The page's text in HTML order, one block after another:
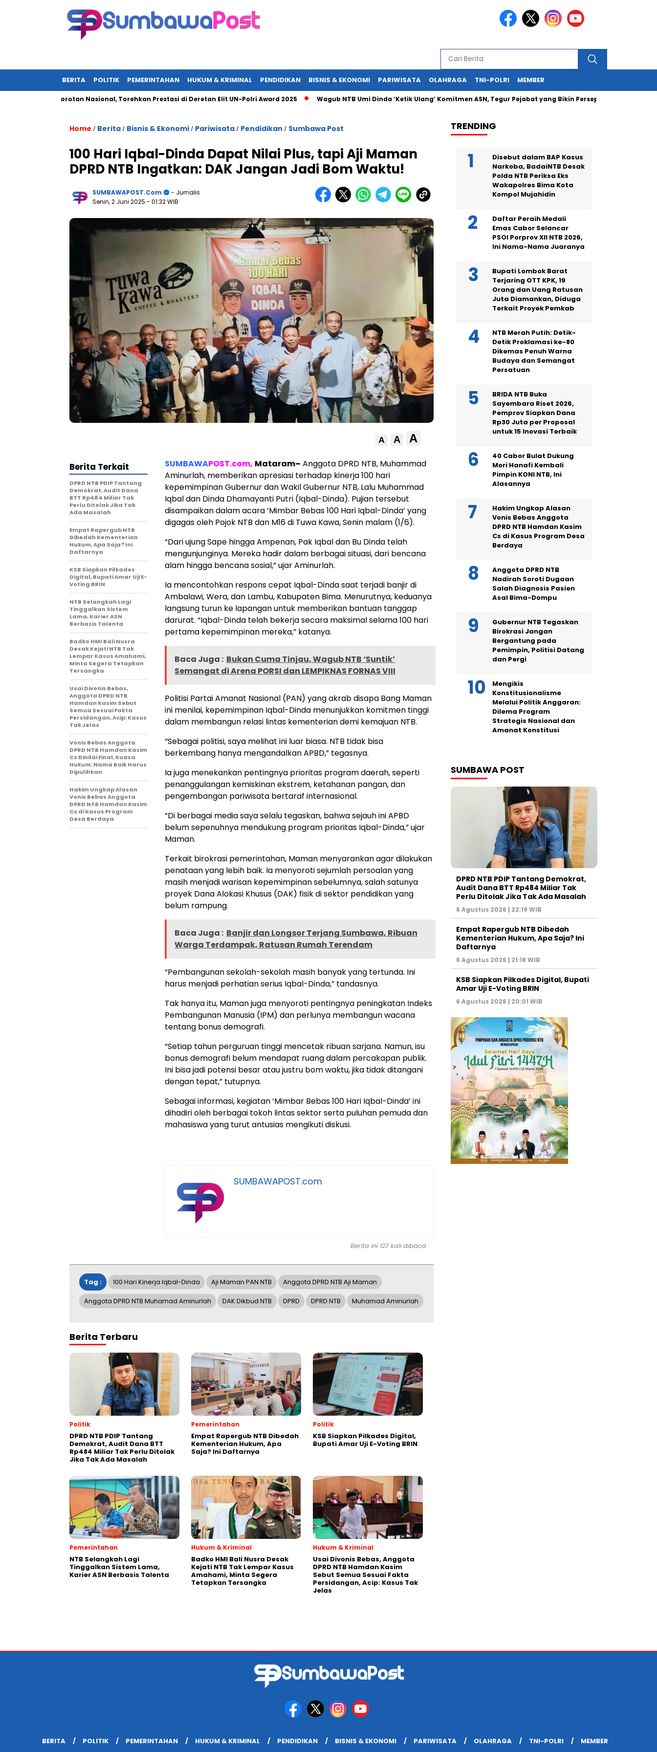
BERITA POLITIK PEMERINTAHAN HUKUM & KRIMINAL PENDIDIKAN BISNIS & EKONOMI PARIWISATA OLAHRAGA TNI-POLRI MEMBER
Jadi Sorotan Nasional, Torehkan Prestasi di Deretan Elit UN-Polri Award 2025 Wagub NTB Umi Dinda ‘Ketik Ulang’ Komitmen ASN, Tegur Pejabat yang Bikin Persepsi Negatif
Home / Berita / Bisnis & Ekonomi / Pariwisata / Pendidikan / Sumbawa Post
100 Hari Iqbal-Dinda Dapat Nilai Plus, tapi Aji Maman
DPRD NTB Ingatkan: DAK Jangan Jadi Bom Waktu!
SUMBAWAPOST.com
- Jurnalis
Senin, 2 Juni 2025 - 01:32 WIB
A A A
SUMBAWAPOST.com, Mataram– Anggota DPRD NTB, Muhammad
Aminurlah, memberikan apresiasi terhadap kinerja 100 hari
kepemimpinan Gubernur dan Wakil Gubernur NTB, Lalu Muhammad
Iqbal dan Dinda Dhamayanti Putri (Iqbal-Dinda). Pujian tersebut
disampaikan dalam acara ‘Mimbar Bebas 100 Hari Iqbal-Dinda’ yang
digagas oleh Pojok NTB dan M16 di Tuwa Kawa, Senin malam (1/6).
“Dari ujung Sape hingga Ampenan, Pak Iqbal dan Bu Dinda telah
mengunjunginya. Mereka hadir dalam berbagai situasi, dari bencana
alam hingga bencana sosial,” ujar Aminurlah.
Ia mencontohkan respons cepat Iqbal-Dinda saat terjadi banjir di
Ambalawi, Wera, dan Lambu, Kabupaten Bima. Menurutnya, keduanya
langsung turun ke lapangan untuk memberikan bantuan tanggap
darurat. “Iqbal-Dinda telah bekerja secara maksimal selama 100 hari
pertama kepemimpinan mereka,” katanya.
Baca Juga : Bukan Cuma Tinjau, Wagub NTB ‘Suntik’
Semangat di Arena PORSI dan LEMPIKNAS FORNAS VIII
Politisi Partai Amanat Nasional (PAN) yang akrab disapa Bang Maman
ini menilai, kepemimpinan Iqbal-Dinda menunjukkan komitmen tinggi
dalam membangun relasi lintas kementerian demi kemajuan NTB.
“Sebagai politisi, saya melihat ini luar biasa. NTB tidak bisa
berkembang hanya mengandalkan APBD,” tegasnya.
Ia juga menekankan pentingnya prioritas program daerah, seperti
penanggulangan kemiskinan ekstrem, ketahanan pangan, dan
pengembangan pariwisata bertaraf internasional.
“Di berbagai media saya selalu tegaskan, bahwa sejauh ini APBD
belum sepenuhnya mendukung program prioritas Iqbal-Dinda,” ujar
Maman.
Terkait birokrasi pemerintahan, Maman menyarankan agar dilakukan
penataan yang lebih baik. Ia menyoroti sejumlah persoalan yang
masih menjadi warisan kepemimpinan sebelumnya, salah satunya
proyek Dana Alokasi Khusus (DAK) fisik di sektor pendidikan yang
belum rampung.
Baca Juga : Banjir dan Longsor Terjang Sumbawa, Ribuan
Warga Terdampak, Ratusan Rumah Terendam
“Pembangunan sekolah-sekolah masih banyak yang tertunda. Ini
harus menjadi perhatian serius Iqbal-Dinda,” tandasnya.
Tak hanya itu, Maman juga menyoroti pentingnya peningkatan Indeks
Pembangunan Manusia (IPM) dan perlunya membangun wacana
tentang bonus demografi.
“Setiap tahun perguruan tinggi mencetak ribuan sarjana. Namun, isu
bonus demografi belum mendapat ruang dalam percakapan publik.
Ini bisa jadi potensi besar atau justru bom waktu, jika tidak ditangani
dengan tepat,” tutupnya.
Sebagai informasi, kegiatan ‘Mimbar Bebas 100 Hari Iqbal-Dinda’ ini
dihadiri oleh berbagai tokoh lintas sektor serta puluhan pemuda dan
mahasiswa yang turut antusias mengikuti diskusi.
SUMBAWAPOST.com
Berita Terkait
DPRD NTB PDIP Tantang
Demokrat, Audit Dana
BTT Rp484 Miliar Tak
Perlu Ditolak Jika Tak
Ada Masalah
Empat Rapergub NTB
Dibedah Kementerian
Hukum, Apa Saja? Ini
Daftarnya
KSB Siapkan Pilkades
Digital, Bupati Amar Uji E-
Voting BRIN
NTB Selangkah Lagi
Tinggalkan Sistem
Lama, Karier ASN
Berbasis Talenta
Badko HMI Bali Nusra
Desak Kejati NTB Tak
Lempar Kasus Amahami,
Minta Segera Tetapkan
Tersangka
Usai Divonis Bebas,
Anggota DPRD NTB
Hamdan Kasim Sebut
Semua Sesuai Fakta
Persidangan, Acip: Kasus
Tak Jelas
Vonis Bebas Anggota
DPRD NTB Hamdan Kasim
Cs Dinilai Final, Kuasa
Hukum: Nama Baik Harus
Dipulihkan
Hakim Ungkap Alasan
Vonis Bebas Anggota
DPRD NTB Hamdan Kasim
Cs di Kasus Program
Desa Berdaya
Berita ini 127 kali dibaca
Tag : 100 Hari Kinerja Iqbal-Dinda Aji Maman PAN NTB Anggota DPRD NTB Aji Maman
Anggota DPRD NTB Muhamad Aminurlah DAK Dikbud NTB DPRD DPRD NTB Muhamad Aminurlah
Berita Terbaru
Politik
DPRD NTB PDIP Tantang
Demokrat, Audit Dana BTT
Rp484 Miliar Tak Perlu Ditolak
Jika Tak Ada Masalah
Pemerintahan
Empat Rapergub NTB Dibedah
Kementerian Hukum, Apa
Saja? Ini Daftarnya
Politik
KSB Siapkan Pilkades Digital,
Bupati Amar Uji E-Voting BRIN
Pemerintahan
NTB Selangkah Lagi
Tinggalkan Sistem Lama,
Karier ASN Berbasis Talenta
Hukum & Kriminal
Badko HMI Bali Nusra Desak
Kejati NTB Tak Lempar Kasus
Amahami, Minta Segera
Tetapkan Tersangka
Hukum & Kriminal
Usai Divonis Bebas, Anggota
DPRD NTB Hamdan Kasim
Sebut Semua Sesuai Fakta
Persidangan, Acip: Kasus Tak
Jelas
TRENDING
Disebut dalam BAP Kasus
Narkoba, BadaiNTB Desak
Polda NTB Periksa Eks
Wakapolres Bima Kota
Kompol Mujahidin
Daftar Peraih Medali
Emas Cabor Selancar
PSOI Porprov XII NTB 2026,
Ini Nama-Nama Juaranya
Bupati Lombok Barat
Terjaring OTT KPK, 19
Orang dan Uang Ratusan
Juta Diamankan, Diduga
Terkait Proyek Pemkab
NTB Merah Putih: Detik-
Detik Proklamasi ke-80
Dikemas Penuh Warna
Budaya dan Semangat
Persatuan
BRIDA NTB Buka
Sayembara Riset 2026,
Pemprov Siapkan Dana
Rp30 Juta per Proposal
untuk 15 Inovasi Terbaik
40 Cabor Bulat Dukung
Mori Hanafi Kembali
Pimpin KONI NTB, Ini
Alasannya
Hakim Ungkap Alasan
Vonis Bebas Anggota
DPRD NTB Hamdan Kasim
Cs di Kasus Program Desa
Berdaya
Anggota DPRD NTB
Nadirah Soroti Dugaan
Salah Diagnosis Pasien
Asal Bima-Dompu
Gubernur NTB Tegaskan
Birokrasi Jangan
Bergantung pada
Pemimpin, Politisi Datang
dan Pergi
Mengikis
Konstitusionalisme
Melalui Politik Anggaran:
Dilema Program
Strategis Nasional dan
Amanat Konstitusi
SUMBAWA POST
DPRD NTB PDIP Tantang Demokrat,
Audit Dana BTT Rp484 Miliar Tak
Perlu Ditolak Jika Tak Ada Masalah
6 Agustus 2026 | 22:19 WIB
Empat Rapergub NTB Dibedah
Kementerian Hukum, Apa Saja? Ini
Daftarnya
6 Agustus 2026 | 21:18 WIB
KSB Siapkan Pilkades Digital, Bupati
Amar Uji E-Voting BRIN
6 Agustus 2026 | 20:01 WIB
BERITA POLITIK PEMERINTAHAN HUKUM & KRIMINAL PENDIDIKAN BISNIS & EKONOMI PARIWISATA OLAHRAGA TNI-POLRI MEMBER